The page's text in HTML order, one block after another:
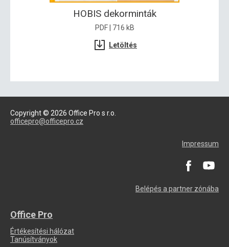
HOBIS dekorminták
PDF | 716 kB
Letöltés
Copyright © 2026 Office Pro s r.o.
officepro@officepro.cz
Impressum
Belépés a partner zónába
Office Pro
Értékesítési hálózat
Tanúsítványok